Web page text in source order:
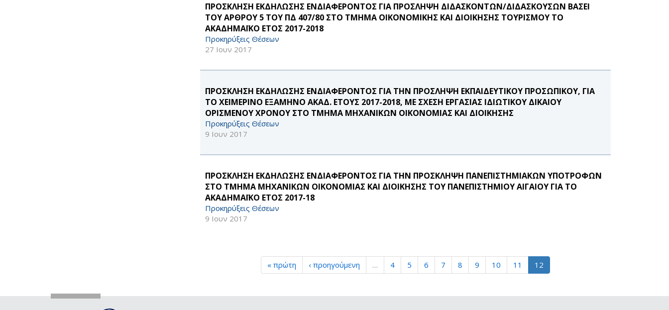
ΠΡΟΣΚΛΗΣΗ ΕΚΔΗΛΩΣΗΣ ΕΝΔΙΑΦΕΡΟΝΤΟΣ ΓΙΑ ΠΡΟΣΛΗΨΗ ΔΙΔΑΣΚΟΝΤΩΝ/ΔΙΔΑΣΚΟΥΣΩΝ ΒΑΣΕΙ
ΤΟΥ ΑΡΘΡΟΥ 5 ΤΟΥ ΠΔ 407/80 ΣΤΟ ΤΜΗΜΑ ΟΙΚΟΝΟΜΙΚΗΣ ΚΑΙ ΔΙΟΙΚΗΣΗΣ ΤΟΥΡΙΣΜΟΥ ΤΟ
ΑΚΑΔΗΜΑΪΚΟ ΕΤΟΣ 2017-2018
Προκηρύξεις Θέσεων
27 Ιουν 2017
ΠΡΟΣΚΛΗΣΗ ΕΚΔΗΛΩΣΗΣ ΕΝΔΙΑΦΕΡΟΝΤΟΣ ΓΙΑ ΤΗΝ ΠΡΟΣΛΗΨΗ ΕΚΠΑΙΔΕΥΤΙΚΟΥ ΠΡΟΣΩΠΙΚΟΥ, ΓΙΑ
ΤΟ ΧΕΙΜΕΡΙΝΟ ΕΞΑΜΗΝΟ ΑΚΑΔ. ΕΤΟΥΣ 2017-2018, ΜΕ ΣΧΕΣΗ ΕΡΓΑΣΙΑΣ ΙΔΙΩΤΙΚΟΥ ΔΙΚΑΙΟΥ
ΟΡΙΣΜΕΝΟΥ ΧΡΟΝΟΥ ΣΤΟ ΤΜΗΜΑ ΜΗΧΑΝΙΚΩΝ ΟΙΚΟΝΟΜΙΑΣ ΚΑΙ ΔΙΟΙΚΗΣΗΣ
Προκηρύξεις Θέσεων
9 Ιουν 2017
ΠΡΟΣΚΛΗΣΗ ΕΚΔΗΛΩΣΗΣ ΕΝΔΙΑΦΕΡΟΝΤΟΣ ΓΙΑ ΤΗΝ ΠΡΟΣΚΛΗΨΗ ΠΑΝΕΠΙΣΤΗΜΙΑΚΩΝ ΥΠΟΤΡΟΦΩΝ
ΣΤΟ ΤΜΗΜΑ ΜΗΧΑΝΙΚΩΝ ΟΙΚΟΝΟΜΙΑΣ ΚΑΙ ΔΙΟΙΚΗΣΗΣ ΤΟΥ ΠΑΝΕΠΙΣΤΗΜΙΟΥ ΑΙΓΑΙΟΥ ΓΙΑ ΤΟ
ΑΚΑΔΗΜΑΪΚΟ ΕΤΟΣ 2017-18
Προκηρύξεις Θέσεων
9 Ιουν 2017
« πρώτη ‹ προηγούμενη … 4 5 6 7 8 9 10 11 12